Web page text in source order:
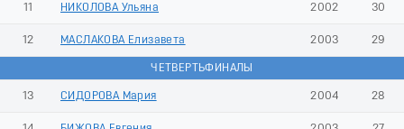
11 НИКОЛОВА Ульяна 2002 30
12 МАСЛАКОВА Елизавета 2003 29
ЧЕТВЕРТЬФИНАЛЫ
13 СИДОРОВА Мария 2004 28